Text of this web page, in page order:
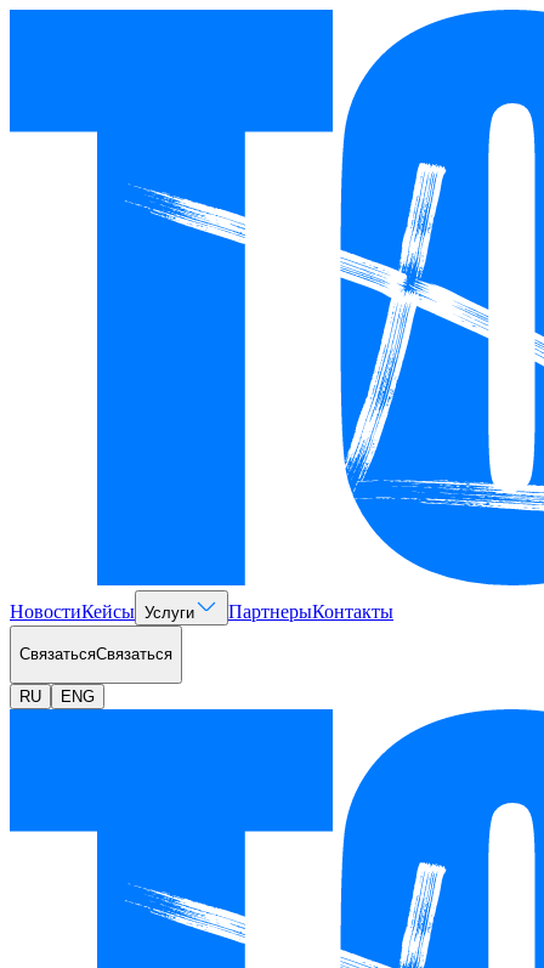
НовостиКейсы Услуги ПартнерыКонтакты
СвязатьсяСвязаться
RU ENG